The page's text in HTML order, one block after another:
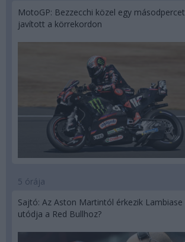
MotoGP: Bezzecchi közel egy másodpercet
javított a körrekordon
5 órája
Sajtó: Az Aston Martintól érkezik Lambiase
utódja a Red Bullhoz?